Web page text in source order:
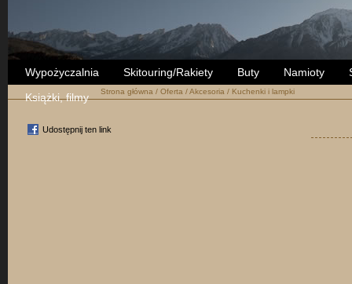
Wypożyczalnia Skitouring/Rakiety Buty Namioty
Książki, filmy
Strona główna / Oferta /Akcesoria / Kuchenki i lampki
Udostępnij ten link